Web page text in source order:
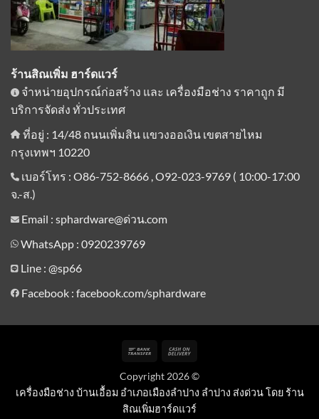
ร้านสิณเพิ่ม ฮาร์ดแวร์
จำหน่ายอุปกรณ์ก่อสร้าง และ เครื่องมือช่าง ราคาถูก มี
บริการจัดส่ง ทั่วประเทศ
ที่อยู่ : 14/48 ถนนเพิ่มสิน แขวงออเงิน เขตสายไหม
กรุงเทพฯ 10220
เบอร์โทร : O86-752-8666 , O92-023-9769 ( 10:00-17:00
จ.-ส.)
Email : sphardware@ด่วน.com
WhatsApp : 0920239769
Line : @sp66
Facebook : facebook.com/sphardware
Bank
Delivery
Copyright 2026 ©
เครื่องมือช่าง บ้านเอื้อม อำเภอเมืองลำปาง ลำปาง ส่งด่วน โดย ร้าน
สิณเพิ่มฮาร์ดแวร์